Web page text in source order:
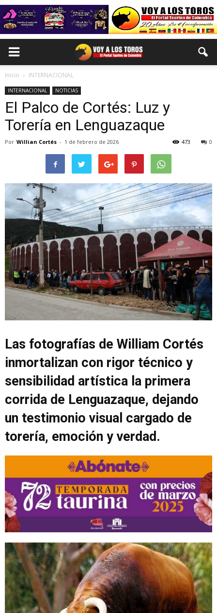
Inicio INTERNACIONAL
INTERNACIONAL NOTICIAS
El Palco de Cortés: Luz y
Torería en Lenguazaque
Por Willian Cortés - 1 de febrero de 2026 0
473
Las fotografías de William Cortés
inmortalizan con rigor técnico y
sensibilidad artística la primera
corrida de Lenguazaque, dejando
un testimonio visual cargado de
torería, emoción y verdad.